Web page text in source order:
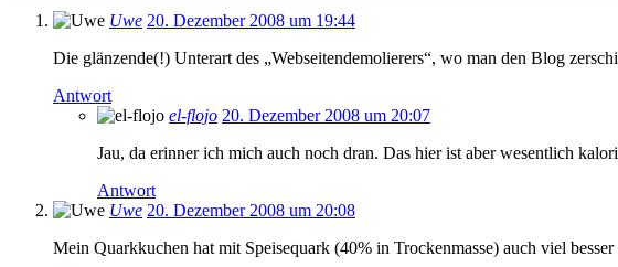
Uwe 20. Dezember 2008 um 19:44
Die glänzende(!) Unterart des „Webseitendemolierers“, wo man den Blog
Antwort
el-flojo 20. Dezember 2008 um 20:07
Jau, da erinner ich mich auch noch dran. Das hier ist aber wesentlich
Antwort
Uwe 20. Dezember 2008 um 20:08
Mein Quarkkuchen hat mit Speisequark (40% in Trockenmasse) auch viel